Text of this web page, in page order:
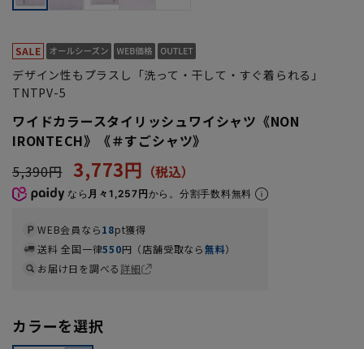
デザイン性もプラスし「洗って・干して・すぐ着られる」
TNTPV-5
ワイドカラースタイリッシュワイシャツ《NON
IRONTECH》《＃すごシャツ》
5,390円 3,773円
なら 月々1,257円から。分割手数料無料
WEB会員なら18pt獲得
送料 全国一律550円（店舗受取なら無料）
お届け日を調べる詳細
カラーを選択